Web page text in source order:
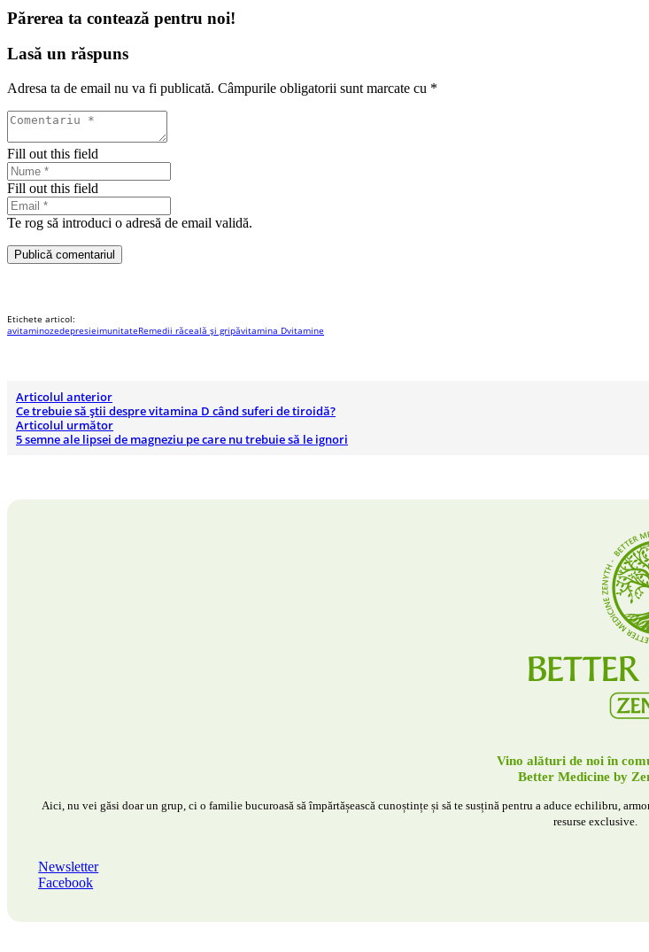
Părerea ta contează pentru noi!
Lasă un răspuns
Adresa ta de email nu va fi publicată. Câmpurile obligatorii sunt marcate cu *
Fill out this field
Fill out this field
Te rog să introduci o adresă de email validă.
Publică comentariul
Etichete articol:
avitaminozedepresieimunitateRemedii răceală și gripăvitamina Dvitamine
Articolul anterior
Ce trebuie să știi despre vitamina D când suferi de tiroidă?
Articolul următor
5 semne ale lipsei de magneziu pe care nu trebuie să le ignori
Vino alături de noi în
Better Medicine by
Aici, nu vei găsi doar un grup, ci o familie bucuroasă să împărtășească cunoștințe și să te susțină pentru a aduce echilibru,
resurse exclusive.
Newsletter
Facebook